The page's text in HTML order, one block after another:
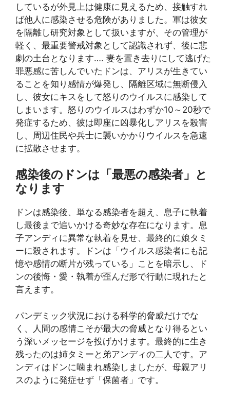
しているが外見上は健康に見えるため、接触すれ
ば他人に感染させる危険がありました。軍は彼女
を隔離し研究対象として扱いますが、その管理が
軽く、最重要警戒対象として認識されず、後に悲
劇の土台となります…. 妻を置き去りにして逃げた
罪悪感に苦しんでいたドンは、アリスが生きてい
ることを知り感情が爆発し、隔離区域に無断侵入
し、彼女にキスをして怒りのウイルスに感染して
しまいます。怒りのウイルスはわずか10～20秒で
発症するため、彼は即座に凶暴化しアリスを殺害
し、周辺住民や兵士に襲いかかりウイルスを急速
に拡散させます。
感染後のドンは「最悪の感染者」と
なります
ドンは感染後、単なる感染者を超え、息子に執着
し最後まで追いかける奇妙な存在になります。息
子アンディに異常な執着を見せ、最終的に娘タミ
ーに殺されます。ドンは「ウイルス感染者にも記
憶や感情の断片が残っている」ことを暗示し、ド
ンの後悔・愛・執着が歪んだ形で行動に現れたと
言えます。
パンデミック状況における科学的脅威だけでな
く、人間の感情こそが最大の脅威となり得るとい
う深いメッセージを投げかけます。最終的に生き
残ったのは姉タミーと弟アンディの二人です。ア
ンディはドンに噛まれ感染しましたが、母親アリ
スのように発症せず「保菌者」です。